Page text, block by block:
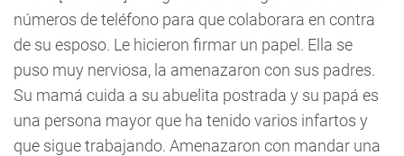
números de teléfono para que colaborara en contra
de su esposo. Le hicieron firmar un papel. Ella se
puso muy nerviosa, la amenazaron con sus padres.
Su mamá cuida a su abuelita postrada y su papá es
una persona mayor que ha tenido varios infartos y
que sigue trabajando. Amenazaron con mandar una